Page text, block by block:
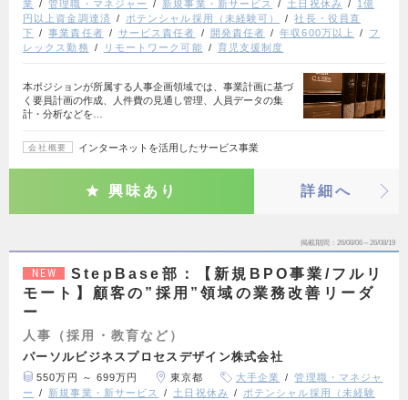
業
管理職・マネジャー 新規事業・新サービス 土日祝休み
1億
円以上資金調達済
ポテンシャル採用（未経験可）
社長・役員直
下
事業責任者 サービス責任者 開発責任者 年収600万以上
フ
レックス勤務
リモートワーク可能 育児支援制度
本ポジションが所属する人事企画領域では、事業計画に基づ
く要員計画の作成、人件費の見通し管理、人員データの集
計・分析などを…
会社概要 インターネットを活用したサービス事業
興味あり 詳細へ
掲載期間 26/08/06～26/08/19
NEW
StepBase部：【新規BPO事業/フルリ
モート】顧客の”採用”領域の業務改善リーダ
ー
人事（採用・教育など）
パーソルビジネスプロセスデザイン株式会社
550万円 ～ 699万円 東京都 大手企業
管理職・マネジャ
ー
新規事業・新サービス 土日祝休み
ポテンシャル採用（未経験